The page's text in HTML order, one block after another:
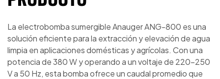
La electrobomba sumergible Anauger ANG-800 es una
solución eficiente para la extracción y elevación de agua
limpia en aplicaciones domésticas y agrícolas. Con una
potencia de 380 W y operando a un voltaje de 220-250
V a 50 Hz, esta bomba ofrece un caudal promedio que